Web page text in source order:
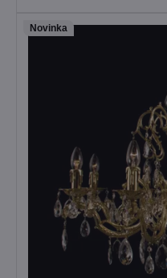
Novinka